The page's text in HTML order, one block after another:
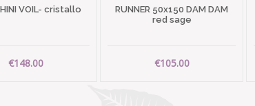
VOIL- cristallo
€148.00
RUNNER 50x150 DAM DAM
red sage
€105.00